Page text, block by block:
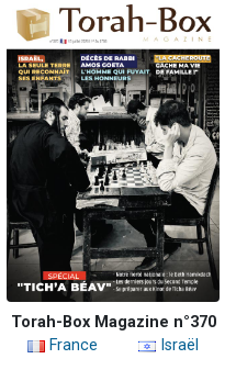
Torah-Box Magazine n°370
France
Israël